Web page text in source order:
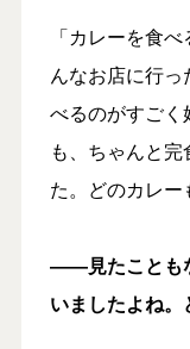
「カレーを食
んなお店に行
べるのがすごく
も、ちゃんと
た。どのカレー
――見たことも
いましたよね。